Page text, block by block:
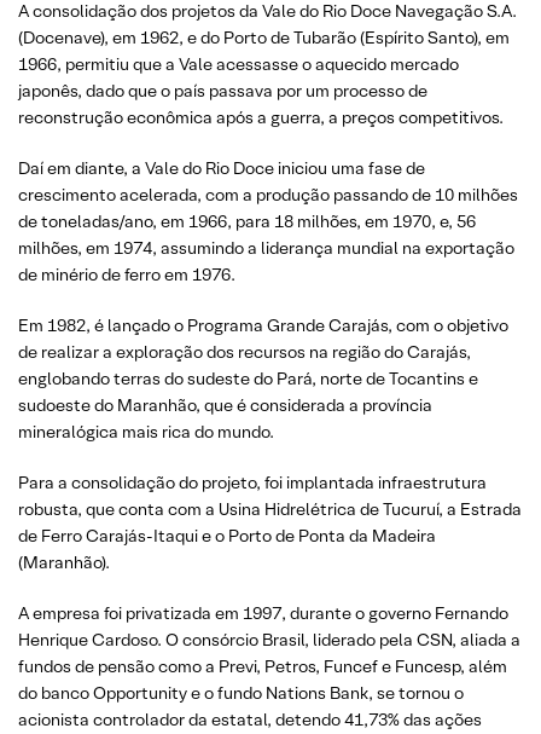
A consolidação dos projetos da Vale do Rio Doce Navegação S.A.
(Docenave), em 1962, e do Porto de Tubarão (Espírito Santo), em
1966, permitiu que a Vale acessasse o aquecido mercado
japonês, dado que o país passava por um processo de
reconstrução econômica após a guerra, a preços competitivos.
Daí em diante, a Vale do Rio Doce iniciou uma fase de
crescimento acelerada, com a produção passando de 10 milhões
de toneladas/ano, em 1966, para 18 milhões, em 1970, e, 56
milhões, em 1974, assumindo a liderança mundial na exportação
de minério de ferro em 1976.
Em 1982, é lançado o Programa Grande Carajás, com o objetivo
de realizar a exploração dos recursos na região do Carajás,
englobando terras do sudeste do Pará, norte de Tocantins e
sudoeste do Maranhão, que é considerada a província
mineralógica mais rica do mundo.
Para a consolidação do projeto, foi implantada infraestrutura
robusta, que conta com a Usina Hidrelétrica de Tucuruí, a Estrada
de Ferro Carajás-Itaqui e o Porto de Ponta da Madeira
(Maranhão).
A empresa foi privatizada em 1997, durante o governo Fernando
Henrique Cardoso. O consórcio Brasil, liderado pela CSN, aliada a
fundos de pensão como a Previ, Petros, Funcef e Funcesp, além
do banco Opportunity e o fundo Nations Bank, se tornou o
acionista controlador da estatal, detendo 41,73% das ações